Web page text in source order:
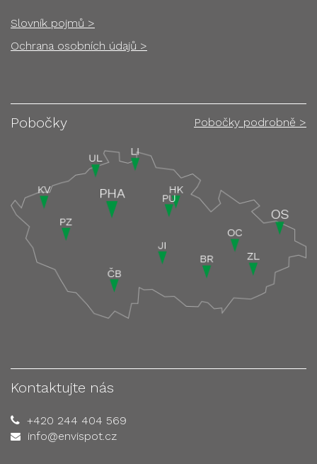
Slovník pojmů >
Ochrana osobních údajů >
Pobočky Pobočky podrobně >
Kontaktujte nás
+420 244 404 569
info@envispot.cz